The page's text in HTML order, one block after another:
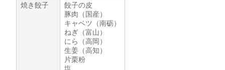
焼き餃子
餃子の皮
豚肉（国産）
キャベツ（南砺）
ねぎ（富山）
にら（高岡）
生姜（高知）
片栗粉
塩